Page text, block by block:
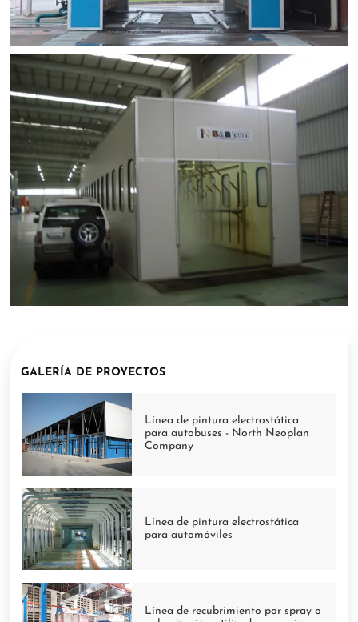
GALERÍA DE PROYECTOS
Línea de pintura electrostática
para autobuses - North Neoplan
Company
Línea de pintura electrostática
para automóviles
Línea de recubrimiento por spray o